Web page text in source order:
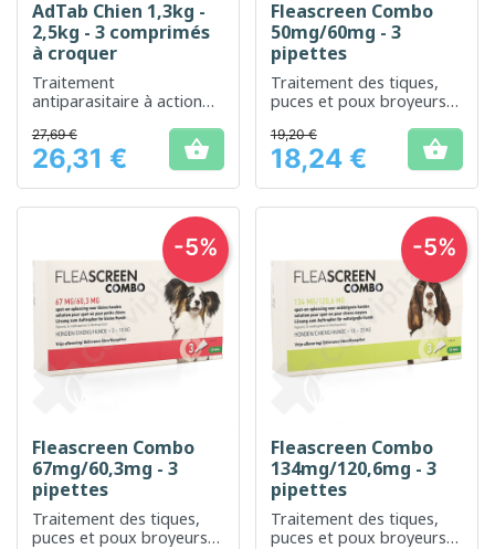
AdTab Chien 1,3kg -
2,5kg - 3 comprimés
à croquer
Traitement
antiparasitaire à action
Prix
27,69 €
26,31 € 
Fleascreen Combo
50mg/60mg - 3
pipettes
Traitement des tiques,
puces et poux broyeurs
Prix
19,20 €
18,24 € 
Fleascreen Combo
67mg/60,3mg - 3
pipettes
Traitement des tiques,
puces et poux broyeurs
-5%
Fleascreen Combo
134mg/120,6mg - 3
pipettes
Traitement des tiques,
puces et poux broyeurs
-5%